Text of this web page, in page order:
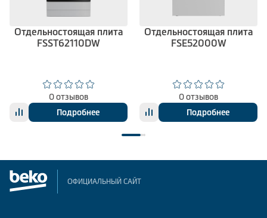
Отдельностоящая плита
FSST62110DW
0 отзывов
Подробнее
Отдельностоящая плита
FSE52000W
0 отзывов
Подробнее
ОФИЦИАЛЬНЫЙ САЙТ